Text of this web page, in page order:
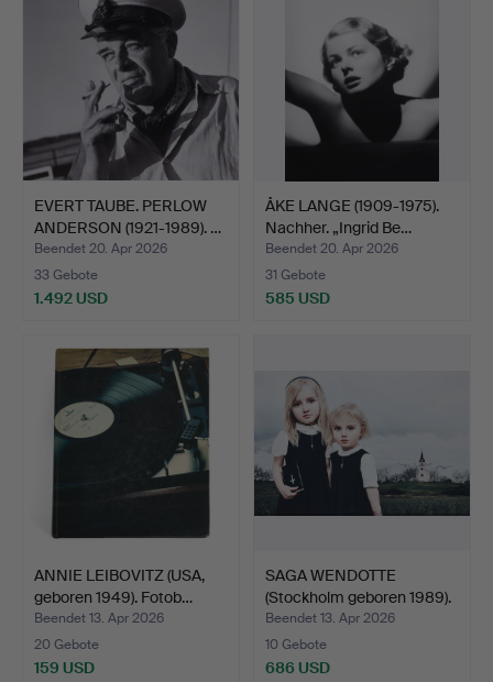
EVERT TAUBE. PERLOW
ANDERSON (1921-1989). …
Beendet 20. Apr 2026
33 Gebote
1.492 USD
ÅKE LANGE (1909-1975).
Nachher. „Ingrid Be…
Beendet 20. Apr 2026
31 Gebote
585 USD
ANNIE LEIBOVITZ (USA,
geboren 1949). Fotob…
Beendet 13. Apr 2026
20 Gebote
159 USD
SAGA WENDOTTE
(Stockholm geboren 1989).
„H…
Beendet 13. Apr 2026
10 Gebote
686 USD